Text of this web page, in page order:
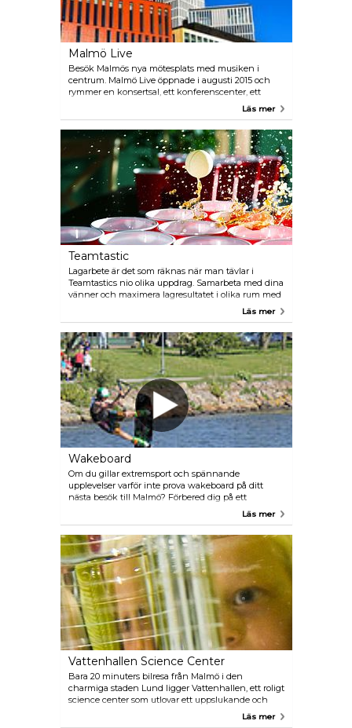
Malmö Live
Besök Malmös nya mötesplats med musiken i
centrum. Malmö Live öppnade i augusti 2015 och
rymmer en konsertsal, ett konferenscenter, ett
hotell med skybar, kontor, bostäder samt många
världsklass och är Malmö Symfoniorkesters hem.
Läs mer
Teamtastic
Lagarbete är det som räknas när man tävlar i
Teamtastics nio olika uppdrag. Samarbeta med dina
vänner och maximera lagresultatet i olika rum med
samarbetsövning på hästryggen.
Läs mer
Wakeboard
Om du gillar extremsport och spännande
upplevelser varför inte prova wakeboard på ditt
nästa besök till Malmö? Förbered dig på ett
oförglömligt äventyr när du skär genom vågorna
Hamnen med magnifika Turning Torso som
bakgrund.
Läs mer
Vattenhallen Science Center
Bara 20 minuters bilresa från Malmö i den
charmiga staden Lund ligger Vattenhallen, ett roligt
science center som utlovar ett uppslukande och
lärorikt äventyr för både barn och vuxna. Utforska
Läs mer